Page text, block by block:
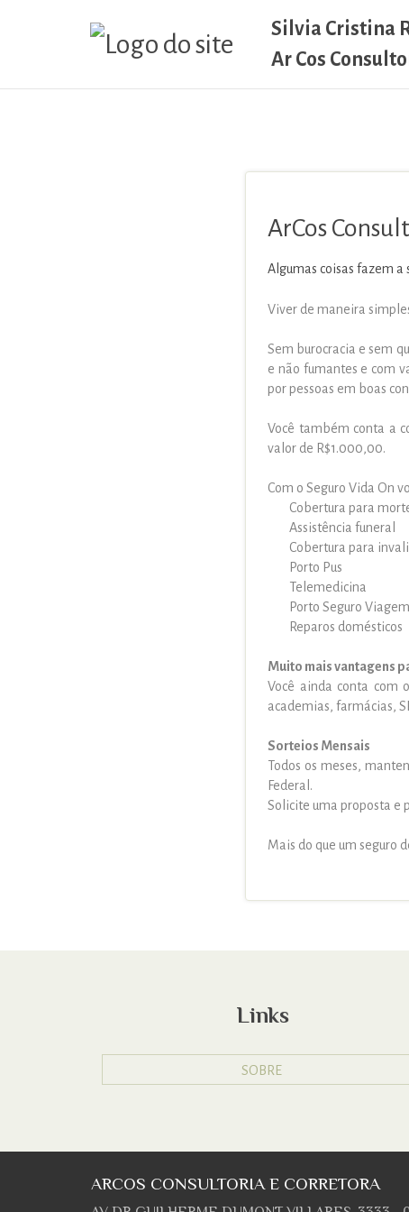
Silvia Cristina
Ar Cos
ArCos
Algumas coisas fazem
Viver de maneira
Sem burocracia e sem
e não fumantes e com
por pessoas em boas
Você também conta a
valor de R$1.000,00.
Com o Seguro Vida On
Cobertura para
Assistência funeral
Cobertura para
Porto Pus
Telemedicina
Porto Seguro Viagem
Reparos domésticos
Muito mais vantagens
Você ainda conta com o
academias, farmácias,
Sorteios Mensais
Todos os meses,
Federal.
Solicite uma proposta e
Mais do que um seguro
Links
SOBRE
ARCOS CONSULTORIA E CORRETORA